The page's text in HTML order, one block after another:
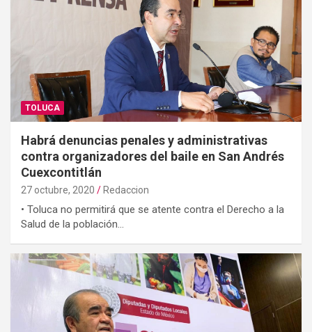
TOLUCA
Habrá denuncias penales y administrativas
contra organizadores del baile en San Andrés
Cuexcontitlán
27 octubre, 2020 Redaccion
• Toluca no permitirá que se atente contra el Derecho a la
Salud de la población…